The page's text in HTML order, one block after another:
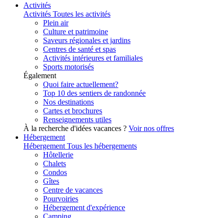
Activités
Activités Toutes les activités
Plein air
Culture et patrimoine
Saveurs régionales et jardins
Centres de santé et spas
Activités intérieures et familiales
Sports motorisés
Également
Quoi faire actuellement?
Top 10 des sentiers de randonnée
Nos destinations
Cartes et brochures
Renseignements utiles
À la recherche d'idées vacances ? Voir nos offres
Hébergement
Hébergement Tous les hébergements
Hôtellerie
Chalets
Condos
Gîtes
Centre de vacances
Pourvoiries
Hébergement d'expérience
Camping